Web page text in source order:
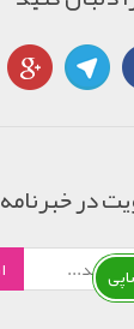
در خبرنامه